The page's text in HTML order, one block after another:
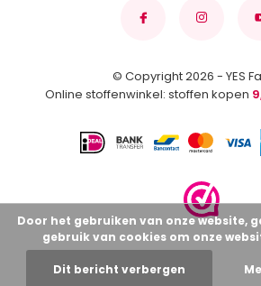
© Copyright 2026 - YES
Online stoffenwinkel: stoffen kopen
Door het gebruiken van onze website,
gebruik van cookies om onze
Dit bericht verbergen